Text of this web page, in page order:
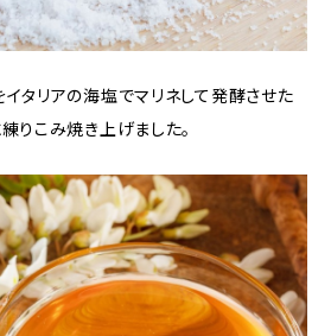
タリアの海塩でマリネして発酵させた
りこみ焼き上げました。